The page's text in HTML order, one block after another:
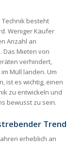
besteht
Weniger Käufer
Anzahl an
Das Mieten von
verhindert,
Müll landen. Um
ist es wichtig, einen
zu entwickeln und
bewusst zu sein.
Trend
erheblich an